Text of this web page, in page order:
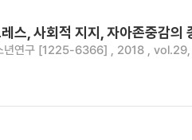
스, 사회적 지지, 자아존중감
년연구 [1225-6366] , 2018 ,